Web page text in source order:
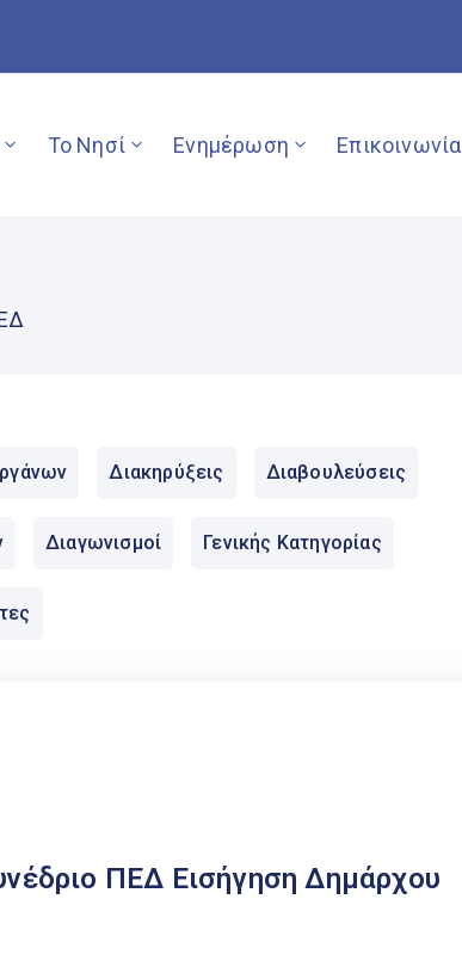
Το Νησί Ενημέρωση Επικοινωνία
Διακηρύξεις Διαβουλεύσεις
Διαγωνισμοί Γενικής Κατηγορίας
ΠΕΔ Εισήγηση Δημάρχου